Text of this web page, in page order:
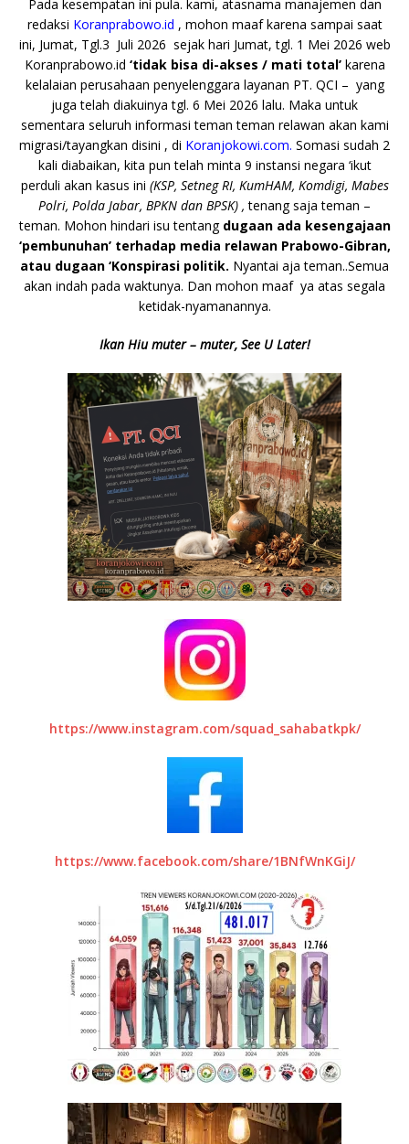
Pada kesempatan ini pula. kami, atasnama manajemen dan
redaksi Koranprabowo.id , mohon maaf karena sampai saat
ini, Jumat, Tgl.3 Juli 2026 sejak hari Jumat, tgl. 1 Mei 2026 web
Koranprabowo.id ‘tidak bisa di-akses / mati total’karena
kelalaian perusahaan penyelenggara layanan PT. QCI – yang
juga telah diakuinya tgl. 6 Mei 2026 lalu. Maka untuk
sementara seluruh informasi teman teman relawan akan kami
migrasi/tayangkan disini , di Koranjokowi.com. Somasi sudah 2
kali diabaikan, kita pun telah minta 9 instansi negara ‘ikut
perduli akan kasus ini (KSP, Setneg RI, KumHAM, Komdigi, Mabes
Polri, Polda Jabar, BPKN dan BPSK) , tenang saja teman –
teman. Mohon hindari isu tentang dugaan ada kesengajaan
‘pembunuhan’ terhadap media relawan Prabowo-Gibran,
atau dugaan ‘Konspirasi politik. Nyantai aja teman..Semua
akan indah pada waktunya. Dan mohon maaf ya atas segala
ketidak-nyamanannya.
Ikan Hiu muter – muter, See U Later!
https://www.instagram.com/squad_sahabatkpk/
https://www.facebook.com/share/1BNfWnKGiJ/